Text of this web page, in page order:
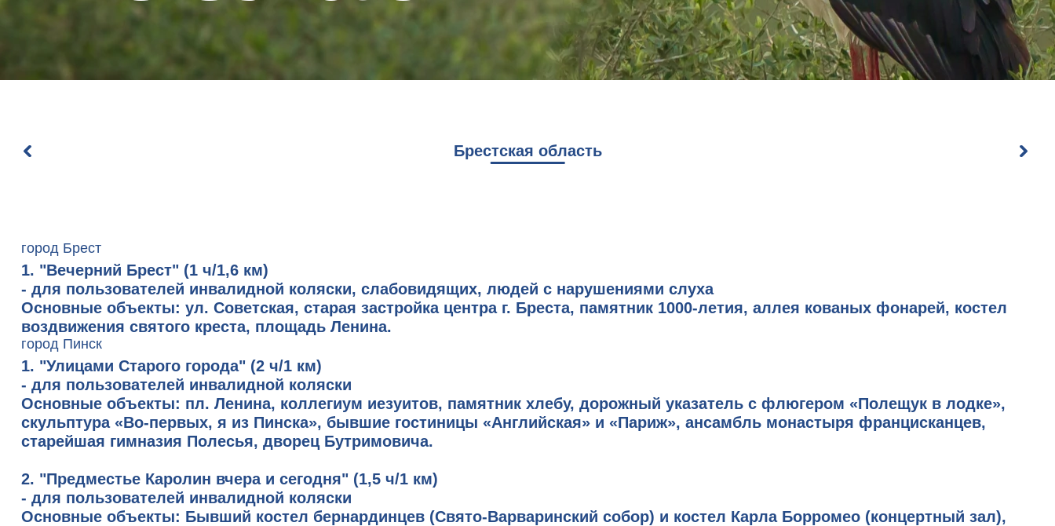
Брестская область
город Брест
1. "Вечерний Брест" (1 ч/1,6 км)
- для пользователей инвалидной коляски, слабовидящих, людей с нарушениями слуха
Основные объекты: ул. Советская, старая застройка центра г. Бреста, памятник 1000-летия, аллея кованых фонарей, костел
воздвижения святого креста, площадь Ленина.
город Пинск
1. "Улицами Старого города" (2 ч/1 км)
- для пользователей инвалидной коляски
Основные объекты: пл. Ленина, коллегиум иезуитов, памятник хлебу, дорожный указатель с флюгером «Полещук в лодке»,
скульптура «Во-первых, я из Пинска», бывшие гостиницы «Английская» и «Париж», ансамбль монастыря францисканцев,
старейшая гимназия Полесья, дворец Бутримовича.
2. "Предместье Каролин вчера и сегодня" (1,5 ч/1 км)
- для пользователей инвалидной коляски
Основные объекты: Бывший костел бернардинцев (Свято-Варваринский собор) и костел Карла Борромео (концертный зал),